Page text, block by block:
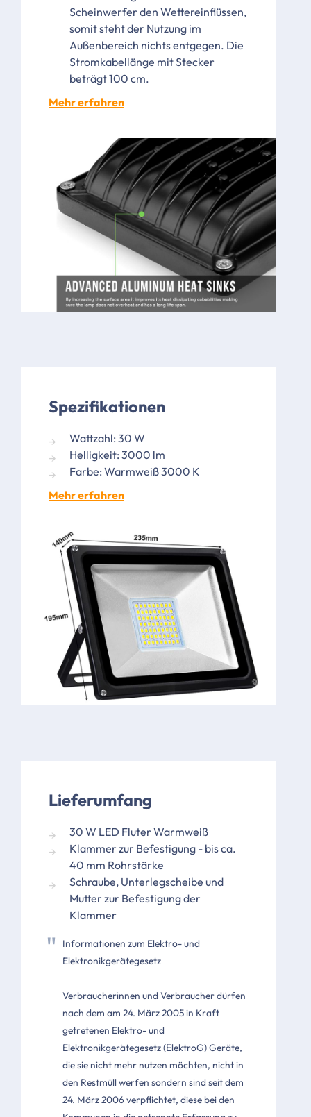
Scheinwerfer den Wettereinflüssen,
somit steht der Nutzung im
Außenbereich nichts entgegen. Die
Stromkabellänge mit Stecker
beträgt 100 cm.
Mehr erfahren
Spezifikationen
Wattzahl: 30 W
Helligkeit: 3000 lm
Farbe: Warmweiß 3000 K
Mehr erfahren
Lieferumfang
30 W LED Fluter Warmweiß
Klammer zur Befestigung - bis ca.
40 mm Rohrstärke
Schraube, Unterlegscheibe und
Mutter zur Befestigung der
Klammer
Informationen zum Elektro- und
Elektronikgerätegesetz
Verbraucherinnen und Verbraucher dürfen
nach dem am 24. März 2005 in Kraft
getretenen Elektro- und
Elektronikgerätegesetz (ElektroG) Geräte,
die sie nicht mehr nutzen möchten, nicht in
den Restmüll werfen sondern sind seit dem
24. März 2006 verpflichtet, diese bei den